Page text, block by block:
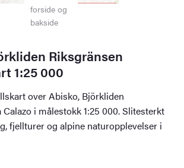
Riksgränsen
1:25 000
over Abisko, Björkliden
i målestokk 1:25 000. Slitesterkt
fjellturer og alpine naturopplevelser i